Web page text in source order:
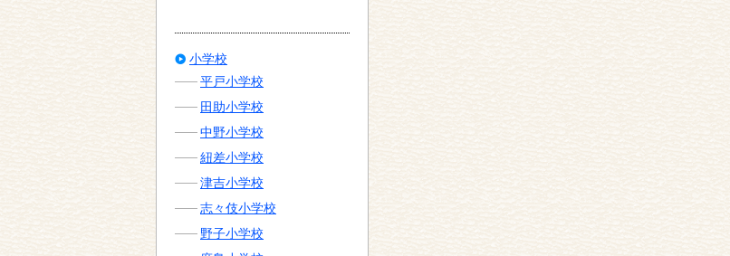
小学校
平戸小学校
田助小学校
中野小学校
紐差小学校
津吉小学校
志々伎小学校
野子小学校